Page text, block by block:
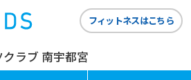
ラブ 南宇都宮
フィットネスはこちら